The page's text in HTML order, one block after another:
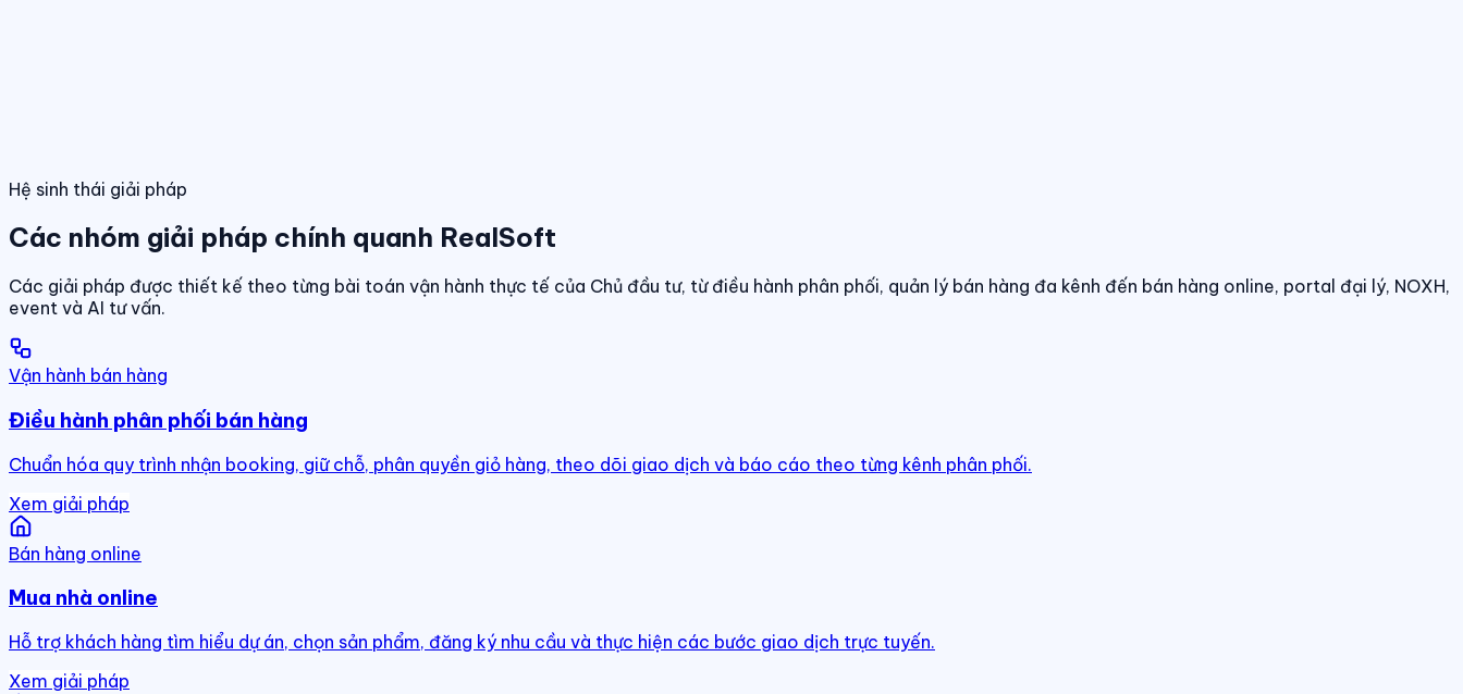
Hệ sinh thái giải pháp
Các nhóm giải pháp chính quanh RealSoft
Các giải pháp được thiết kế theo từng bài toán vận hành thực tế của Chủ đầu tư, từ điều hành phân phối, quản lý bán hàng đa kênh đến bán hàng online, portal đại lý, NOXH,
event và AI tư vấn.
Vận hành bán hàng
Điều hành phân phối bán hàng
Chuẩn hóa quy trình nhận booking, giữ chỗ, phân quyền giỏ hàng, theo dõi giao dịch và báo cáo theo từng kênh phân phối.
Xem giải pháp
Bán hàng online
Mua nhà online
Hỗ trợ khách hàng tìm hiểu dự án, chọn sản phẩm, đăng ký nhu cầu và thực hiện các bước giao dịch trực tuyến.
Xem giải pháp